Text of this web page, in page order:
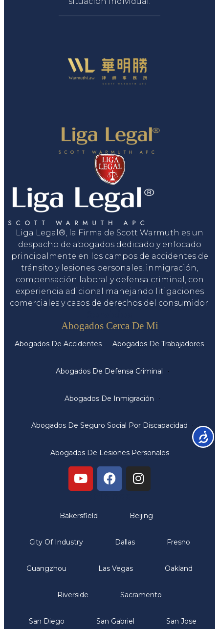
Liga Legal®, la Firma de Scott Warmuth es un
despacho de abogados dedicado y enfocado
principalmente en los campos de accidentes de
tránsito y lesiones personales, inmigración,
compensación laboral y defensa criminal, con
experiencia adicional manejando litigaciones
comerciales y casos de derechos del consumidor.
Abogados Cerca De Mi
Abogados De Accidentes Abogados De Trabajadores
Abogados De Defensa Criminal
Abogados De Inmigración
Abogados De Seguro Social Por Discapacidad
Abogados De Lesiones Personales
Bakersfield Beijing
City Of Industry Dallas Fresno
Guangzhou Las Vegas Oakland
Riverside Sacramento
San Diego San Gabriel San Jose